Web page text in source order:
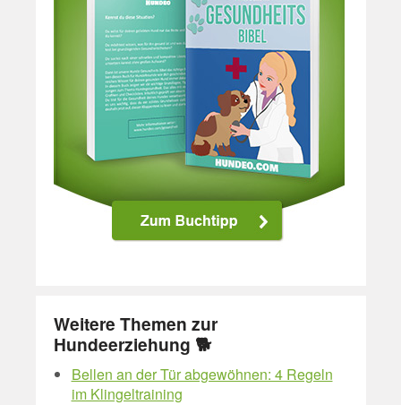
Weitere Themen zur
Hundeerziehung 🐕
Bellen an der Tür abgewöhnen: 4 Regeln
im Klingeltraining